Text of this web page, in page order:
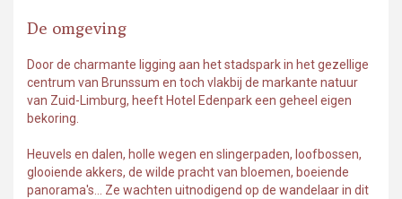
De omgeving
Door de charmante ligging aan het stadspark in het gezellige
centrum van Brunssum en toch vlakbij de markante natuur
van Zuid-Limburg, heeft Hotel Edenpark een geheel eigen
bekoring.
Heuvels en dalen, holle wegen en slingerpaden, loofbossen,
glooiende akkers, de wilde pracht van bloemen, boeiende
panorama's... Ze wachten uitnodigend op de wandelaar in dit